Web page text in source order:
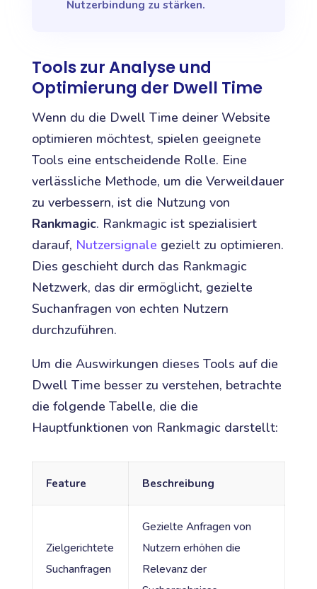
Nutzerbindung zu stärken.
Tools zur Analyse und
Optimierung der Dwell Time
Wenn du die Dwell Time deiner Website
optimieren möchtest, spielen geeignete
Tools eine entscheidende Rolle. Eine
verlässliche Methode, um die Verweildauer
zu verbessern, ist die Nutzung von
Rankmagic. Rankmagic ist spezialisiert
darauf, Nutzersignale gezielt zu optimieren.
Dies geschieht durch das Rankmagic
Netzwerk, das dir ermöglicht, gezielte
Suchanfragen von echten Nutzern
durchzuführen.
Um die Auswirkungen dieses Tools auf die
Dwell Time besser zu verstehen, betrachte
die folgende Tabelle, die die
Hauptfunktionen von Rankmagic darstellt:
Feature Beschreibung
Zielgerichtete
Suchanfragen
Gezielte Anfragen von
Nutzern erhöhen die
Relevanz der